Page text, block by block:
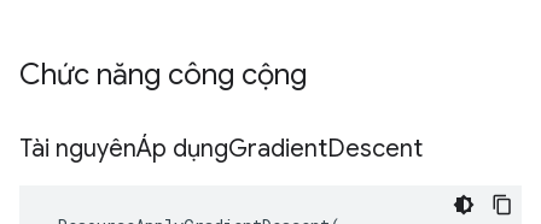
Chức năng công cộng
Tài nguyênÁp dụngGradientDescent